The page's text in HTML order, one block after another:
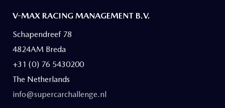
V-MAX RACING MANAGEMENT B.V.
Schapendreef 78
4824AM Breda
+31 (0) 76 5430200
The Netherlands
info@supercarchallenge.nl